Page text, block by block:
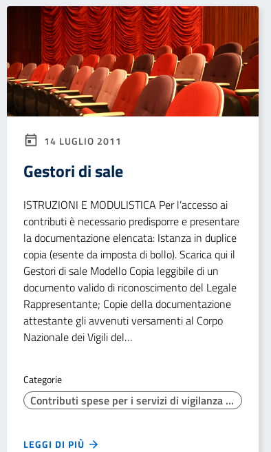
14 LUGLIO 2011
Gestori di sale
ISTRUZIONI E MODULISTICA Per l’accesso ai
contributi è necessario predisporre e presentare
la documentazione elencata: Istanza in duplice
copia (esente da imposta di bollo). Scarica qui il
Gestori di sale Modello Copia leggibile di un
documento valido di riconoscimento del Legale
Rappresentante; Copie della documentazione
attestante gli avvenuti versamenti al Corpo
Nazionale dei Vigili del…
Categorie
Contributi spese per i servizi di vigilanza antincendio resi dal Corpo Nazionale dei Vigili del Fuoco
LEGGI DI PIÙ